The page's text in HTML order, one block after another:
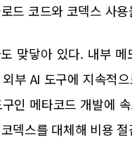
드 코드와 코덱스 사
맞닿아 있다. 내부
부 AI 도구에 지속적
인 메타코드 개발에
덱스를 대체해 비용